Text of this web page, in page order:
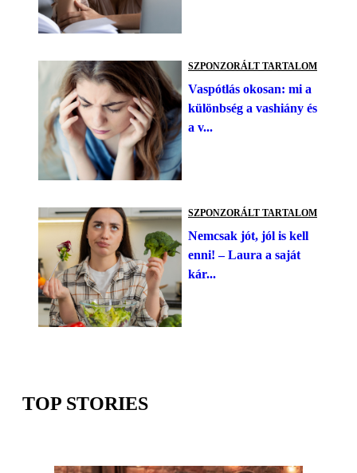
SZPONZORÁLT TARTALOM
Vaspótlás okosan: mi a
különbség a vashiány és
a v...
SZPONZORÁLT TARTALOM
Nemcsak jót, jól is kell
enni! – Laura a saját
kár...
TOP STORIES